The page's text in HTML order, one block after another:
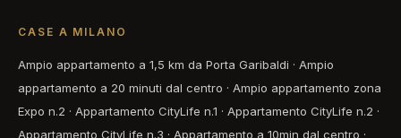
CASE A MILANO
Ampio appartamento a 1,5 km da Porta Garibaldi · Ampio
appartamento a 20 minuti dal centro · Ampio appartamento zona
Expo n.2 · Appartamento CityLife n.1 · Appartamento CityLife n.2 ·
Appartamento CityLife n.3 · Appartamento a 10min dal centro ·